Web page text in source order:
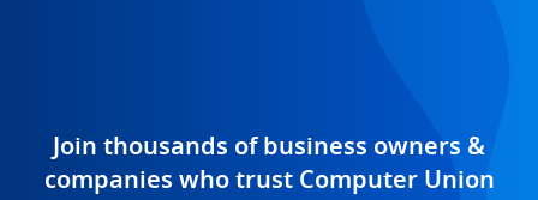
Join thousands of business owners &
companies who trust Computer Union